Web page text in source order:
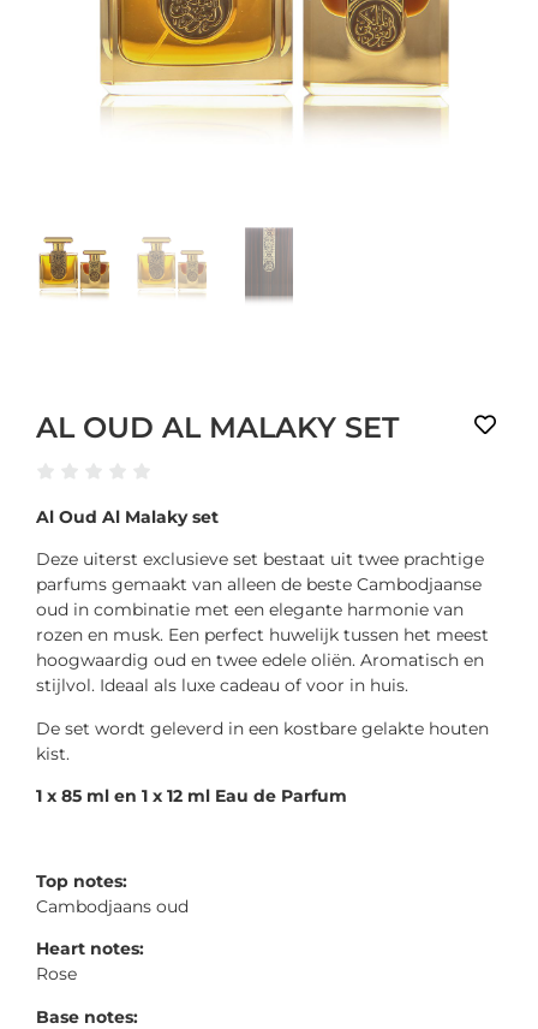
AL OUD AL MALAKY SET
Al Oud Al Malaky set
Deze uiterst exclusieve set bestaat uit twee prachtige
parfums gemaakt van alleen de beste Cambodjaanse
oud in combinatie met een elegante harmonie van
rozen en musk. Een perfect huwelijk tussen het meest
hoogwaardig oud en twee edele oliën. Aromatisch en
stijlvol. Ideaal als luxe cadeau of voor in huis.
De set wordt geleverd in een kostbare gelakte houten
kist.
1 x 85 ml en 1 x 12 ml Eau de Parfum
Top notes:
Cambodjaans oud
Heart notes:
Rose
Base notes: